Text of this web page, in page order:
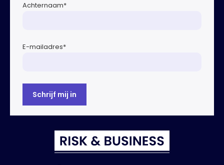
Achternaam*
E-mailadres*